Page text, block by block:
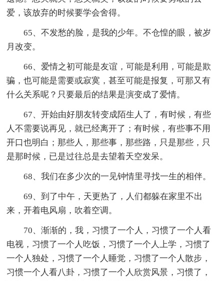
爱，该放弃的时候要学会舍得。
65、不发愁的脸，是我的少年。不仓惶的眼，被岁
月改变。
66、爱情之初可能是友谊，可能是利用，可能是欺
骗，也可能是需要或寂寞，甚至可能是报复，可那又有
什么关系呢？只要最后的结果是演变成了爱情。
67、开始由好朋友转变成陌生人了，有时候，有些
人不需要说再见，就已经离开了；有时候，有些事不用
开口也明白；那些人，那些事，那些路，只是那些，只
是那时候，已是过往总是去望着天空发呆。
68、我们在多少次的一见钟情里寻找一生的相伴。
69、到了中午，天更热了，人们都躲在家里不出
来，开着电风扇，吹着空调。
70、渐渐的，我，习惯了一个人，习惯了一个人看
电视，习惯了一个人吃饭，习惯了一个人上学，习惯了
一个人独处，习惯了一个人睡觉，习惯了一个人散步，
习惯一个人看八卦，习惯了一个人欣赏风景，习惯了，